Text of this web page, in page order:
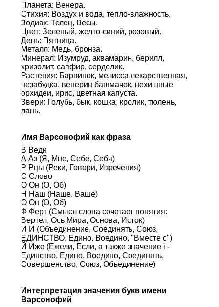
Планета: Венера.
Стихия: Воздух и вода, тепло-влажность.
Зодиак: Телец, Весы.
Цвет: Зеленый, желто-синий, розовый.
День: Пятница.
Металл: Медь, бронза.
Минерал: Изумруд, аквамарин, берилл,
хризолит, сапфир, сердолик.
Растения: Барвинок, мелисса лекарственная,
незабудка, венерин башмачок, нехищные
орхидеи, ирис, цветная капуста.
Звери: Голубь, бык, кошка, кролик, тюлень,
лань.
Имя Варсонофий как фраза
В Веди
А Аз (Я, Мне, Себе, Себя)
Р Рцы (Реки, Говори, Изречения)
С Слово
О Он (О, Об)
Н Наш (Наше, Ваше)
О Он (О, Об)
Ф Ферт (Смысл слова сочетает понятия:
Вертел, Ось Мира, Основа, Исток)
И И (Объединение, Соединять, Союз,
ЕДИНСТВО, Едино, Воедино, "Вместе с")
Й Иже (Ежели, Если, а также значение i -
Единство, Едино, Воедино, Соединять,
Совершенство, Союз, Объединение)
Интерпретация значения букв имени
Варсонофий